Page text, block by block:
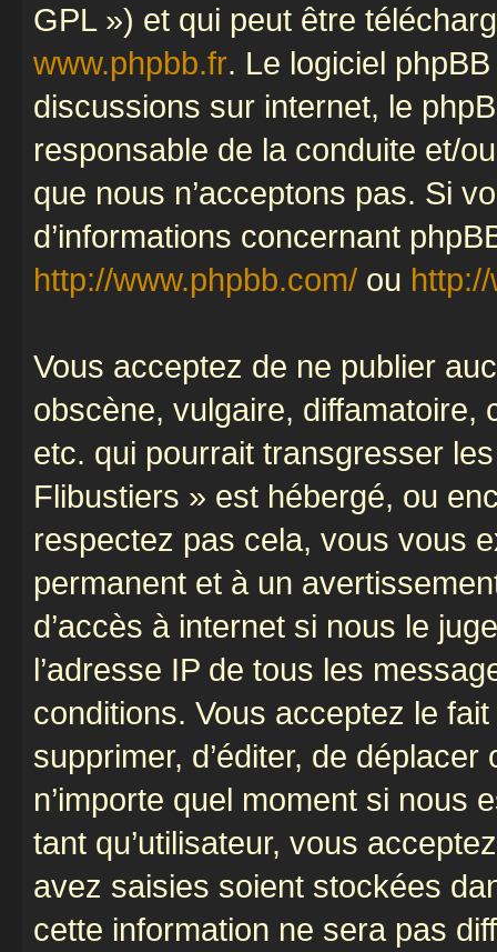
GPL ») et qui peut être
www.phpbb.fr. Le logiciel
discussions sur internet, le
responsable de la conduite et/
que nous n’acceptons pas. Si
d’informations concernant
http://www.phpbb.com/ ou
Vous acceptez de ne publier
obscène, vulgaire, diffamatoire,
etc. qui pourrait transgresser
Flibustiers » est hébergé, ou
respectez pas cela, vous vous
permanent et à un
d’accès à internet si nous le
l’adresse IP de tous les
conditions. Vous acceptez le
supprimer, d’éditer, de
n’importe quel moment si nous
tant qu’utilisateur, vous
avez saisies soient stockées
cette information ne sera pas